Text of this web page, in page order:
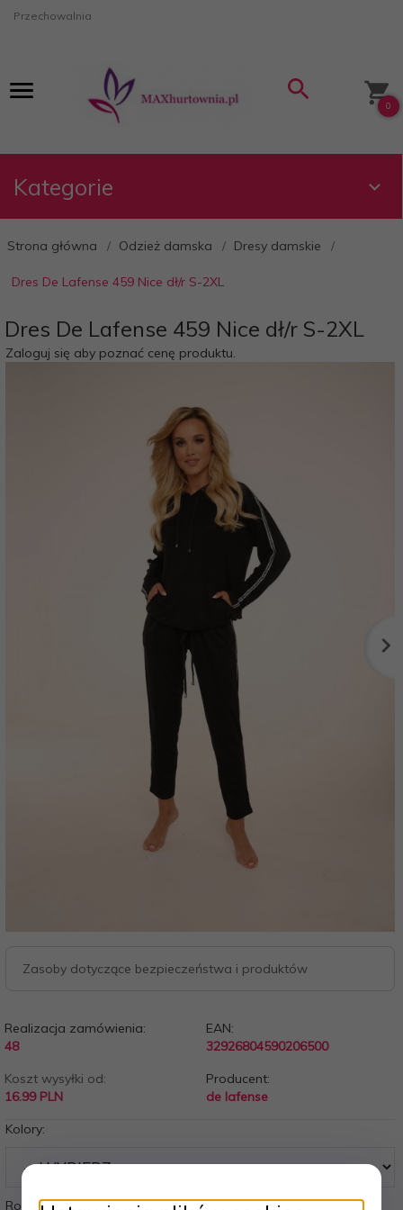
Przechowalnia
0
Kategorie
Strona główna Odzież damska Dresy damskie
Dres De Lafense 459 Nice dł/r S-2XL
Dres De Lafense 459 Nice dł/r S-2XL
Zaloguj się aby poznać cenę produktu.
Zasoby dotyczące bezpieczeństwa i produktów
Realizacja zamówienia:
48
EAN:
32926804590206500
Koszt wysyłki od:
16.99 PLN
Producent:
de lafense
Kolory:
Rozmiary: